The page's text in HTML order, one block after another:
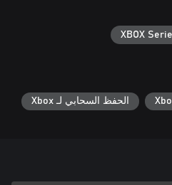
XBOX
الحفظ السحابي لـ Xbox